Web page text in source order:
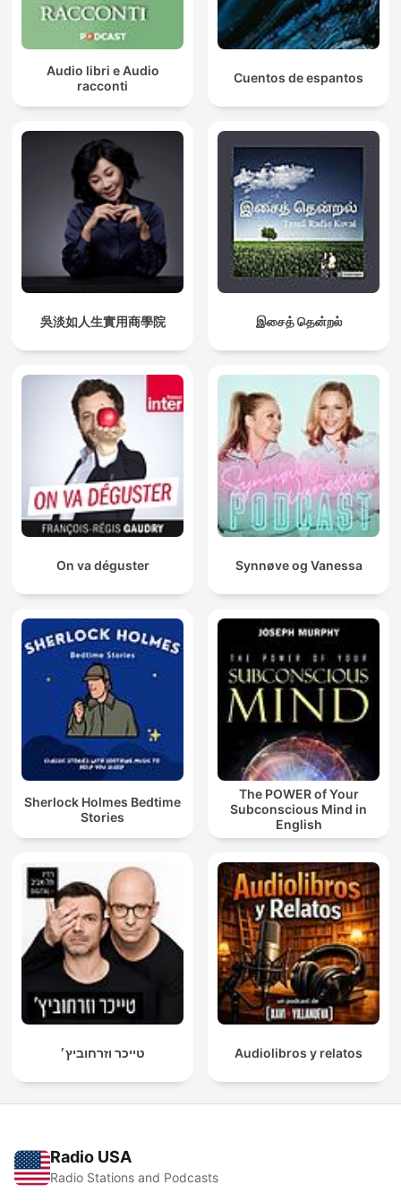
Audio libri e Audio
racconti
Cuentos de espantos
吳淡如人生實用商學院 இசைத் தென்றல்
On va déguster Synnøve og Vanessa
Sherlock Holmes Bedtime
Stories
The POWER of Your
Subconscious Mind in
English
טייכר וזרחוביץ׳ Audiolibros y relatos
Radio USA
Radio Stations and Podcasts